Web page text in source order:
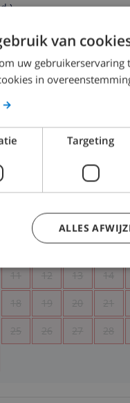
)
derden verstrekt.
augustus 2026
5 6 7
11 12 13 14
18 19 20 21
25 26 27 28
van
uw
in
→
Targeting
ALLES